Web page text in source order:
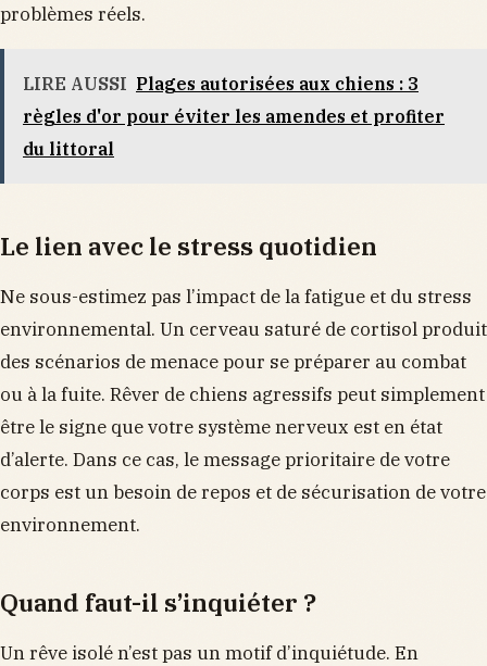
problèmes réels.
LIRE AUSSI Plages autorisées aux chiens : 3
règles d'or pour éviter les amendes et profiter
du littoral
Le lien avec le stress quotidien
Ne sous-estimez pas l’impact de la fatigue et du stress
environnemental. Un cerveau saturé de cortisol produit
des scénarios de menace pour se préparer au combat
ou à la fuite. Rêver de chiens agressifs peut simplement
être le signe que votre système nerveux est en état
d’alerte. Dans ce cas, le message prioritaire de votre
corps est un besoin de repos et de sécurisation de votre
environnement.
Quand faut-il s’inquiéter ?
Un rêve isolé n’est pas un motif d’inquiétude. En